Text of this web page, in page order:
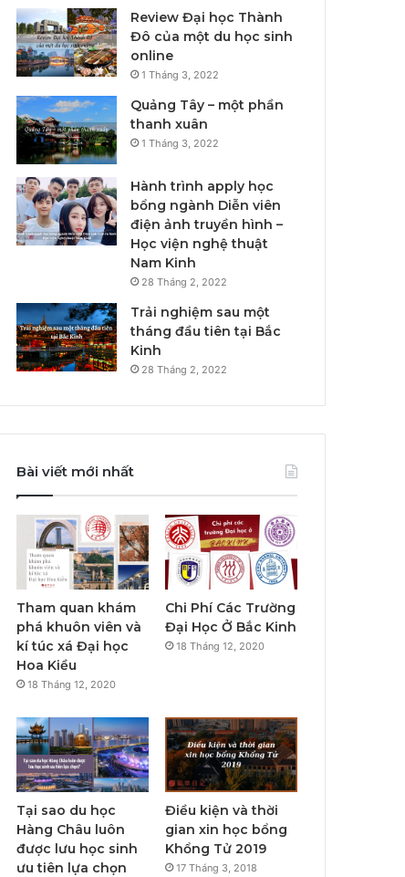
Review Đại học Thành
Đô của một du học sinh
online
1 Tháng 3, 2022
Quảng Tây – một phần
thanh xuân
1 Tháng 3, 2022
Hành trình apply học
bổng ngành Diễn viên
điện ảnh truyền hình –
Học viện nghệ thuật
Nam Kinh
28 Tháng 2, 2022
Trải nghiệm sau một
tháng đầu tiên tại Bắc
Kinh
28 Tháng 2, 2022
Bài viết mới nhất
Tham quan khám
phá khuôn viên và
kí túc xá Đại học
Hoa Kiều
18 Tháng 12, 2020
Chi Phí Các Trường
Đại Học Ở Bắc Kinh
18 Tháng 12, 2020
Tại sao du học
Hàng Châu luôn
được lưu học sinh
ưu tiên lựa chọn
Điều kiện và thời
gian xin học bổng
Khổng Tử 2019
17 Tháng 3, 2018